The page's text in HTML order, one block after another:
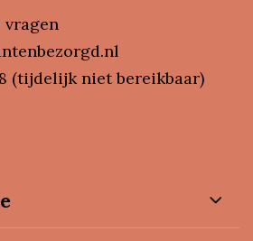
vragen
(tijdelijk niet bereikbaar)